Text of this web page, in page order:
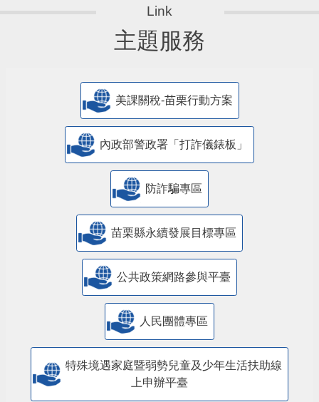
主題服務
美課關稅-苗栗行動方案
內政部警政署「打詐儀錶板」
防詐騙專區
苗栗縣永續發展目標專區
公共政策網路參與平臺
人民團體專區
特殊境遇家庭暨弱勢兒童及少年生活扶助線
上申辦平臺